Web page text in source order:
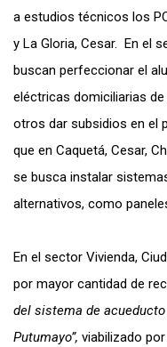
a estudios técnicos los
y La Gloria, Cesar. En el
buscan perfeccionar el
eléctricas domiciliarias
otros dar subsidios en el
que en Caquetá, Cesar,
se busca instalar
alternativos, como
En el sector Vivienda,
por mayor cantidad de
del sistema de
Putumayo”, viabilizado